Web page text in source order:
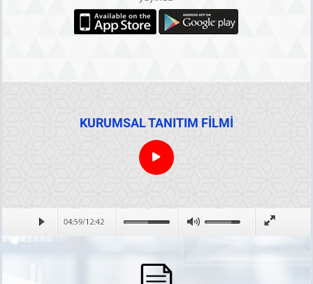
KURUMSAL TANITIM FİLMİ